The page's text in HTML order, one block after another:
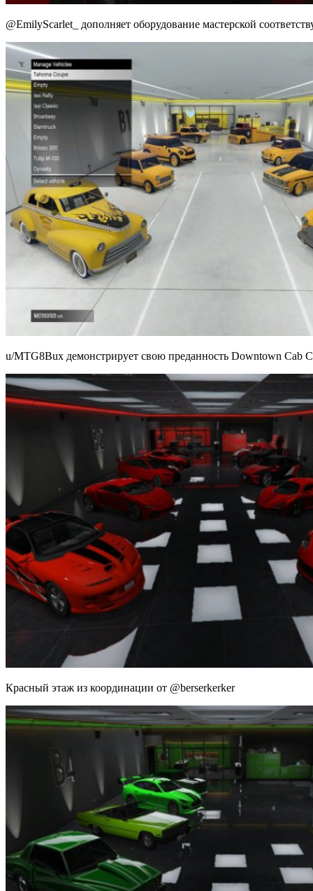
@EmilyScarlet_ дополняет оборудование мастерской
u/MTG8Bux демонстрирует свою преданность Downtown Cab
Красный этаж из координации от @berserkerker